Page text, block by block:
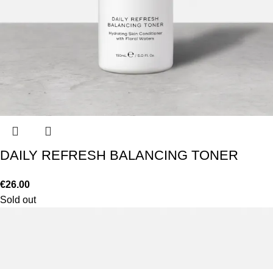
DAILY REFRESH BALANCING TONER
€26.00
Sold out